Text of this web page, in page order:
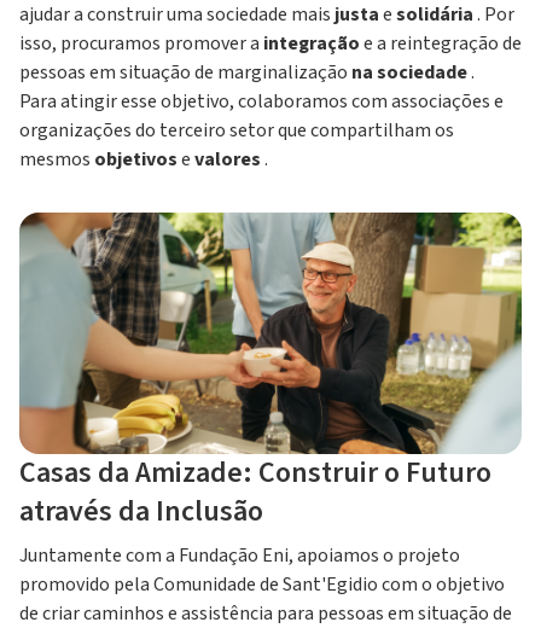
ajudar a construir uma sociedade mais justaesolidária. Por
isso, procuramos promover a integraçãoe a reintegração de
pessoas em situação de marginalização na sociedade.
Para atingir esse objetivo, colaboramos com associações e
organizações do terceiro setor que compartilham os
mesmos objetivosevalores.
Casas da Amizade: Construir o Futuro
através da Inclusão
Juntamente com a Fundação Eni, apoiamos o projeto
promovido pela Comunidade de Sant'Egidio com o objetivo
de criar caminhos e assistência para pessoas em situação de